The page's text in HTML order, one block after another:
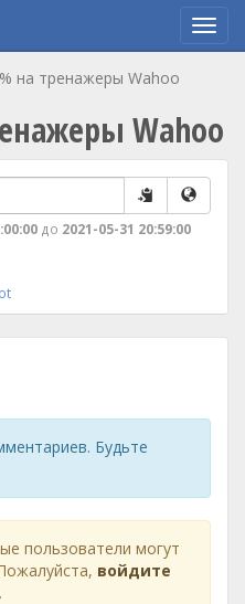
на тренажеры Wahoo
Wahoo
до 2021-05-31 20:59:00
Будьте
пользователи могут
войдите
.